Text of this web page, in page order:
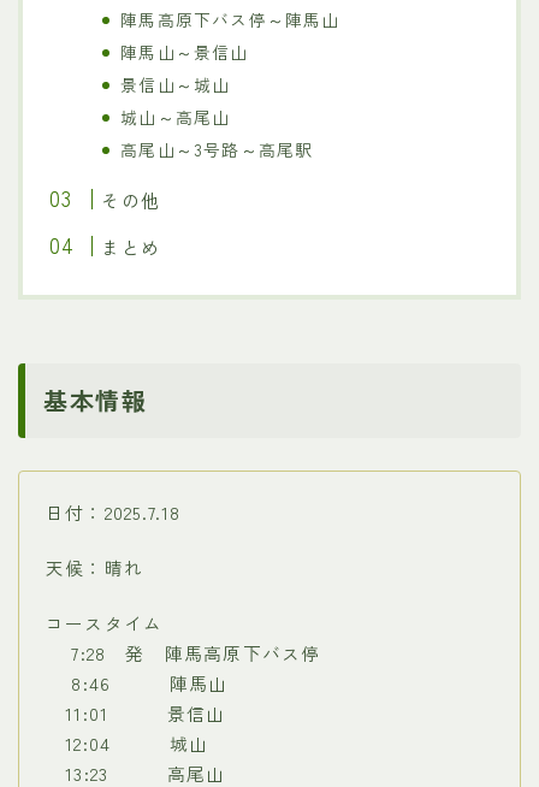
陣馬高原下バス停～陣馬山
陣馬山～景信山
景信山～城山
城山～高尾山
高尾山～3号路～高尾駅
その他
まとめ
基本情報
日付：2025.7.18
天候：晴れ
コースタイム
7:28 発 陣馬高原下バス停
8:46 陣馬山
11:01 景信山
12:04 城山
13:23 高尾山